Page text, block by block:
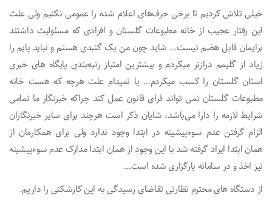
خیلی تلاش کردیم تا برخی حرف‌های اعلام شده را عمومی‌ نکنیم ولی علت
این رفتار عجیب از خانه مطبوعات گلستان و افرادی که مسئولیت داشتند
برایمان قابل هضم‌ نیست… شاید چون من یک گنبدی هستم و نباید پایم را
زیاد از گلیمم درازتر میکردم و بیشترین‌ امتیاز رتبه‌بندی پایگاه های خبری
استان گلستان را کسب میکردم… یا نمیدام علت هرچه که هست خانه
مطبوعات گلستان نمی تواند فرای قانون عمل کند چراکه خبرنگار‌ ما تمامی
شرایط لازمه را دارا می‌باشد، شایان ذکر‌ است هرچند برای سایر خبرنگاران‌
الزام گرفتن عدم سوءپیشینه در ابتدا وجود ندارد ولی برای همکارمان از
همان‌ ابتدا ایراد گرفته شد با این وجود از همان ابتدا مدارک عدم سوءپیشینه
نیز اخذ و در سامانه بارگزاری شده است…
از دستگاه های محترم نظارتی تقاضای رسیدگی به این کارشکنی را داریم.